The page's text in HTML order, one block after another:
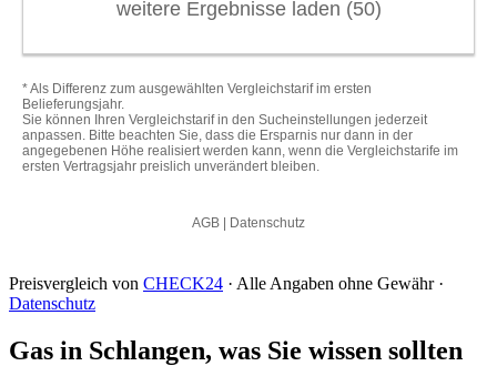
Preisvergleich von CHECK24 · Alle Angaben ohne Gewähr ·
Datenschutz
Gas in Schlangen, was Sie wissen sollten